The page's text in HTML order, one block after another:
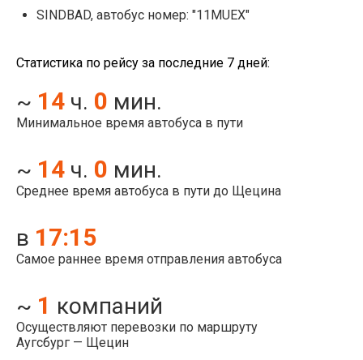
SINDBAD, автобус номер: "11MUEX"
Статистика по рейсу за последние 7 дней:
~ 14 ч. 0 мин.
Минимальное время автобуса в пути
~ 14 ч. 0 мин.
Среднее время автобуса в пути до Щецина
в 17:15
Самое раннее время отправления автобуса
~ 1 компаний
Осуществляют перевозки по маршруту
Аугсбург — Щецин